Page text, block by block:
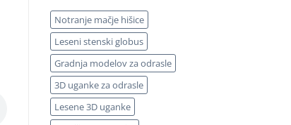
Notranje mačje hišice
Leseni stenski globus
Gradnja modelov za odrasle
3D uganke za odrasle
Lesene 3D uganke